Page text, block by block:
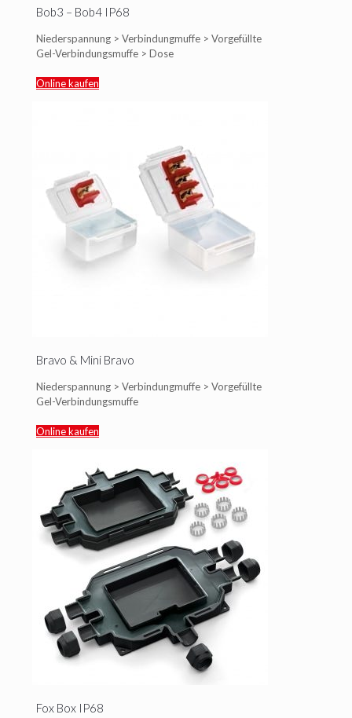
Bob3 – Bob4 IP68
Niederspannung > Verbindungmuffe > Vorgefüllte
Gel-Verbindungsmuffe > Dose
Online kaufen
Bravo & Mini Bravo
Niederspannung > Verbindungmuffe > Vorgefüllte
Gel-Verbindungsmuffe
Online kaufen
Fox Box IP68